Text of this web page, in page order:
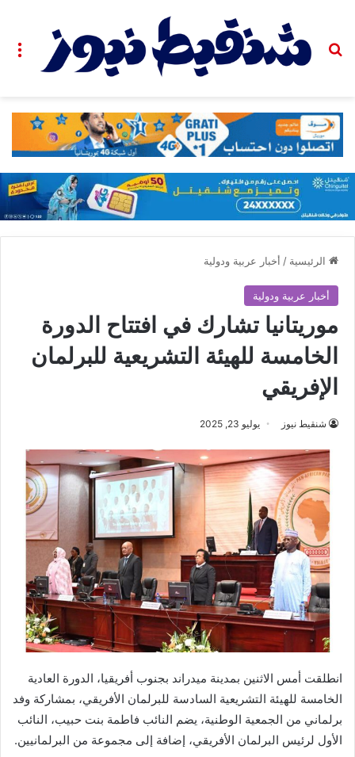
بحث عن
الرئيسية / أخبار عربية ودولية
أخبار عربية ودولية
موريتانيا تشارك في افتتاح الدورة
الخامسة للهيئة التشريعية للبرلمان
الإفريقي
شنقيط نيوز يوليو 23, 2025
انطلقت أمس الاثنين بمدينة ميدراند بجنوب أفريقيا، الدورة العادية
الخامسة للهيئة التشريعية السادسة للبرلمان الأفريقي، بمشاركة وفد
برلماني من الجمعية الوطنية، يضم النائب فاطمة بنت حبيب، النائب
الأول لرئيس البرلمان الأفريقي، إضافة إلى مجموعة من البرلمانيين.